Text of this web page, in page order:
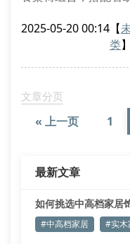
品，究竟该如何选择
与白蜡木的区别。前
浅色木纹更匹配北欧
2025-05-20 00:14 【
类】
文章分页
« 上一页 1
最新文章
如何挑选中高档家居
#中高档家居 #实木